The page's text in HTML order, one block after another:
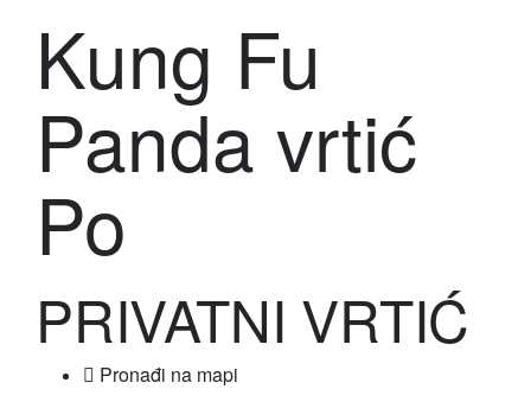
Kung Fu
Panda vrtić
Po
PRIVATNI VRTIĆ
Pronađi na mapi